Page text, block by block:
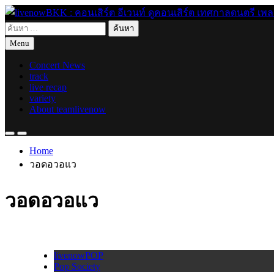
Skip
to
content
livenowBKK : คอนเสิร์ต อีเวนท์ ดูคอนเสิร์ต เทศกาลดนตรี เพลง
live for today
ค้นหา
สำหรับ:
Menu
Concert News
track
live recap
variety
About teamlivenow
Home
วอดอวอแว
วอดอวอแว
livenowPOP
Pop Society